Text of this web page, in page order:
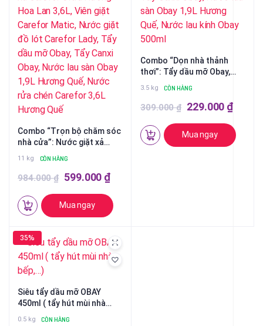
Combo “Trọn bộ chăm sóc
nhà cửa”: Nước giặt xả
Carefor Ultra Hương Hoa
Lan 3,6L, Viên giặt Carefor
Matic, Nước giặt đồ lót
Obay, Tẩy Canxi Obay, Nước
lau sàn Obay 1,9L Hương
Quế, Nước rửa chén
Carefor 3,6L Hương Quế
11 kg CÒN HÀNG
984.000₫ Giá
gốc
là:
599.000 ₫Giá
tại
599.000 ₫.
Mua ngay
Combo “Dọn nhà thảnh
thơi”: Tẩy dầu mỡ Obay,
Tẩy Canxi Obay, Nước lau
sàn Obay 1,9L Hương Quế,
Nước lau kính Obay 500ml
3.5 kg CÒN HÀNG
309.000₫ Giá
gốc
là:
229.000 ₫Giá
tại
Mua ngay
35%
Siêu tẩy dầu mỡ OBAY
450ml ( tẩy hút mùi nhà
0.5 kg CÒN HÀNG